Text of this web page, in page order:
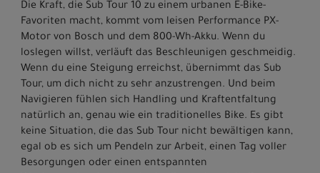
Die Kraft, die Sub Tour 10 zu einem urbanen E-Bike-
Favoriten macht, kommt vom leisen Performance PX-
Motor von Bosch und dem 800-Wh-Akku. Wenn du
loslegen willst, verläuft das Beschleunigen geschmeidig.
Wenn du eine Steigung erreichst, übernimmt das Sub
Tour, um dich nicht zu sehr anzustrengen. Und beim
Navigieren fühlen sich Handling und Kraftentfaltung
natürlich an, genau wie ein traditionelles Bike. Es gibt
keine Situation, die das Sub Tour nicht bewältigen kann,
egal ob es sich um Pendeln zur Arbeit, einen Tag voller
Besorgungen oder einen entspannten